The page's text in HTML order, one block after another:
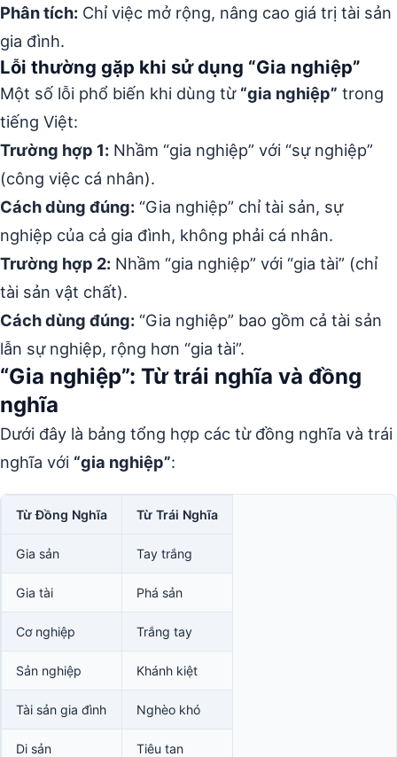
Phân tích: Chỉ việc mở rộng, nâng cao giá trị tài sản
gia đình.
Lỗi thường gặp khi sử dụng “Gia nghiệp”
Một số lỗi phổ biến khi dùng từ “gia nghiệp” trong
tiếng Việt:
Trường hợp 1: Nhầm “gia nghiệp” với “sự nghiệp”
(công việc cá nhân).
Cách dùng đúng: “Gia nghiệp” chỉ tài sản, sự
nghiệp của cả gia đình, không phải cá nhân.
Trường hợp 2: Nhầm “gia nghiệp” với “gia tài” (chỉ
tài sản vật chất).
Cách dùng đúng: “Gia nghiệp” bao gồm cả tài sản
lẫn sự nghiệp, rộng hơn “gia tài”.
“Gia nghiệp”: Từ trái nghĩa và đồng
nghĩa
Dưới đây là bảng tổng hợp các từ đồng nghĩa và trái
nghĩa với “gia nghiệp”:
Từ Đồng Nghĩa Từ Trái Nghĩa
Gia sản Tay trắng
Gia tài Phá sản
Cơ nghiệp Trắng tay
Sản nghiệp Khánh kiệt
Tài sản gia đình Nghèo khó
Di sản Tiêu tan